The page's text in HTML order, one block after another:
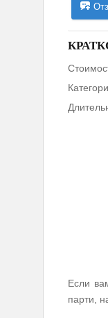
Если
парти,